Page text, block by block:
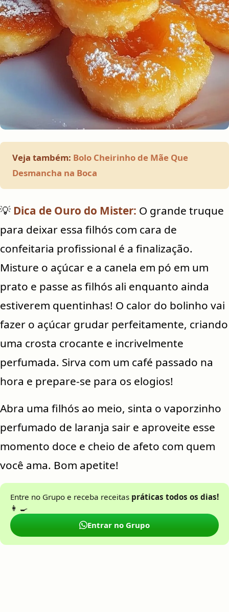
Veja também: Bolo Cheirinho de Mãe Que
Desmancha na Boca
💡 Dica de Ouro do Mister: O grande truque
para deixar essa filhós com cara de
confeitaria profissional é a finalização.
Misture o açúcar e a canela em pó em um
prato e passe as filhós ali enquanto ainda
estiverem quentinhas! O calor do bolinho vai
fazer o açúcar grudar perfeitamente, criando
uma crosta crocante e incrivelmente
perfumada. Sirva com um café passado na
hora e prepare-se para os elogios!
Abra uma filhós ao meio, sinta o vaporzinho
perfumado de laranja sair e aproveite esse
momento doce e cheio de afeto com quem
você ama. Bom apetite!
Entre no Grupo e receba receitas práticas todos os dias!
👩 🍳
Entrar no Grupo